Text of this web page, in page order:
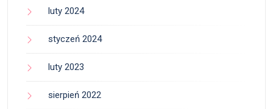
luty 2024
styczeń 2024
luty 2023
sierpień 2022